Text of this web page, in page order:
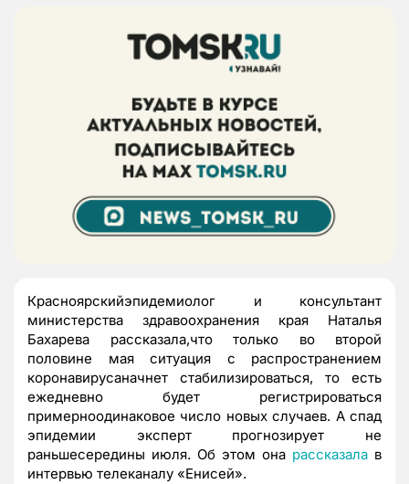
Красноярскийэпидемиолог и консультант
министерства здравоохранения края Наталья
Бахарева рассказала,что только во второй
половине мая ситуация с распространением
коронавирусаначнет стабилизироваться, то есть
ежедневно будет регистрироваться
примерноодинаковое число новых случаев. А спад
эпидемии эксперт прогнозирует не
раньшесередины июля. Об этом она рассказала в
интервью телеканалу «Енисей».